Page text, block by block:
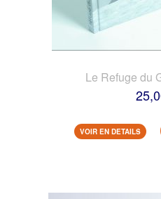
Le Refuge du
VOIR EN DETAILS